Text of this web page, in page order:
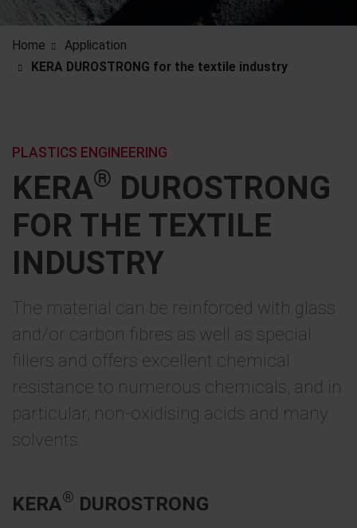
Home
Application
KERA DUROSTRONG for the textile industry
KERA® DUROSTRONG
FOR THE TEXTILE
INDUSTRY
PLASTICS ENGINEERING
The material can be reinforced with glass
and/or carbon fibres as well as special
fillers and offers excellent chemical
resistance to numerous chemicals, and in
particular, non-oxidising acids and many
solvents.
KERA® DUROSTRONG